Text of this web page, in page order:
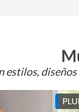
estilos,